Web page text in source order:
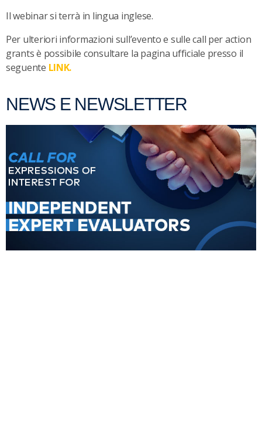
Il webinar si terrà in lingua inglese.
Per ulteriori informazioni sull’evento e sulle call per action
grants è possibile consultare la pagina ufficiale presso il
seguente LINK.
NEWS E NEWSLETTER